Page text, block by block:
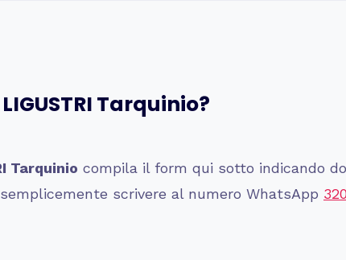
Tarquinio?
Tarquinio compila il form qui sotto indicando
scrivere al numero WhatsApp